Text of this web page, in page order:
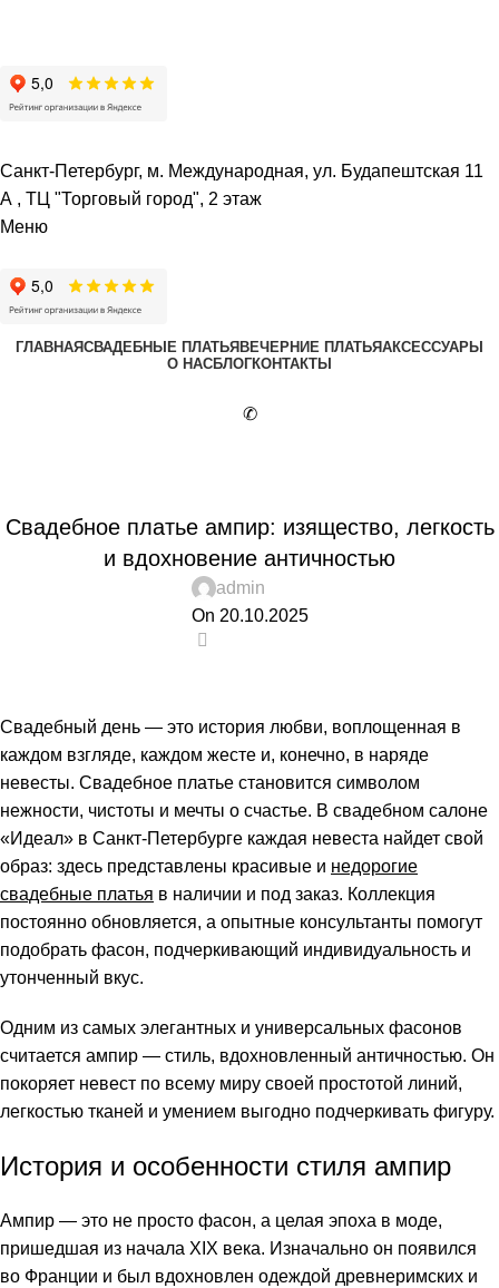
Санкт-Петербург, м. Международная, ул. Будапештская 11
А , ТЦ "Торговый город", 2 этаж
Меню
ГЛАВНАЯСВАДЕБНЫЕ ПЛАТЬЯ ВЕЧЕРНИЕ ПЛАТЬЯАКСЕССУАРЫ
О НАСБЛОГКОНТАКТЫ
✆
Свадебное платье ампир: изящество, легкость
и вдохновение античностью
admin
On 20.10.2025
Свадебный день — это история любви, воплощенная в
каждом взгляде, каждом жесте и, конечно, в наряде
невесты. Свадебное платье становится символом
нежности, чистоты и мечты о счастье. В свадебном салоне
«Идеал» в Санкт-Петербурге каждая невеста найдет свой
образ: здесь представлены красивые и недорогие
свадебные платья в наличии и под заказ. Коллекция
постоянно обновляется, а опытные консультанты помогут
подобрать фасон, подчеркивающий индивидуальность и
утонченный вкус.
Одним из самых элегантных и универсальных фасонов
считается ампир — стиль, вдохновленный античностью. Он
покоряет невест по всему миру своей простотой линий,
легкостью тканей и умением выгодно подчеркивать фигуру.
История и особенности стиля ампир
Ампир — это не просто фасон, а целая эпоха в моде,
пришедшая из начала XIX века. Изначально он появился
во Франции и был вдохновлен одеждой древнеримских и